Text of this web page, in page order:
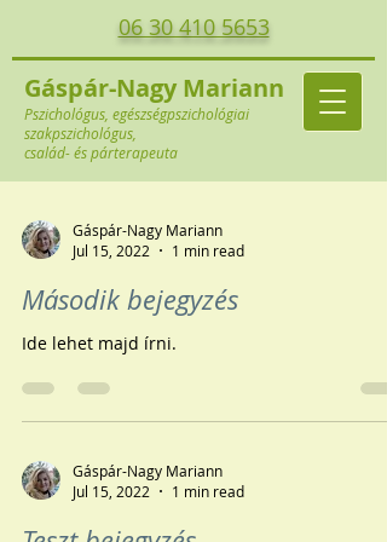
Gáspár-Nagy Mariann
Pszichológus, egészségpszichológiai
szakpszichológus,
család- és párterapeuta
06 30 410 5653
Gáspár-Nagy Mariann
Jul 15, 2022
1 min read
Második bejegyzés
Ide lehet majd írni.
Gáspár-Nagy Mariann
Jul 15, 2022
1 min read